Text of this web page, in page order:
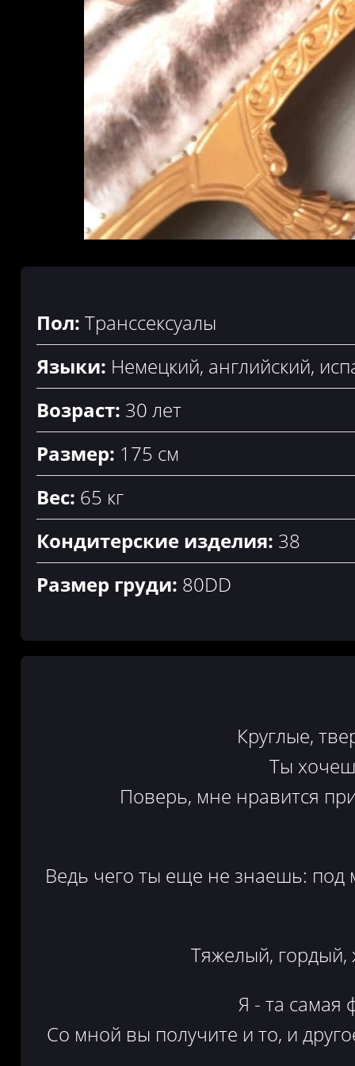
Пол: Транссексуалы
Языки: Немецкий, английский,
Возраст: 30 лет
Размер: 175 см
Вес: 65 кг
Кондитерские изделия: 38
Размер груди: 80DD
Круглые,
Ты
Поверь, мне нравится
Ведь чего ты еще не знаешь: под
Тяжелый, гордый,
Я - та самая
Со мной вы получите и то, и